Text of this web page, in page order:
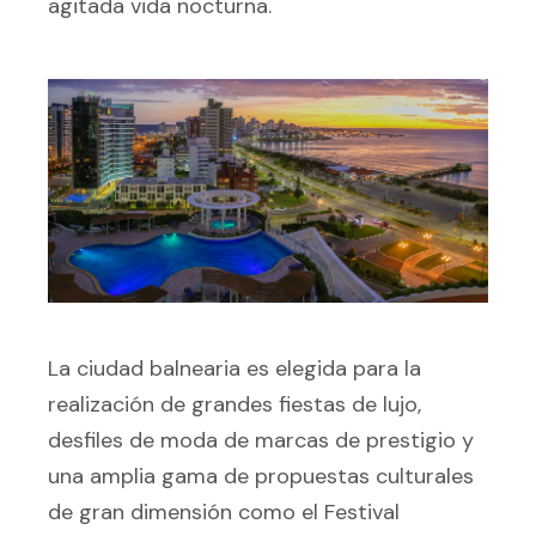
agitada vida nocturna.
La ciudad balnearia es elegida para la
realización de grandes fiestas de lujo,
desfiles de moda de marcas de prestigio y
una amplia gama de propuestas culturales
de gran dimensión como el Festival